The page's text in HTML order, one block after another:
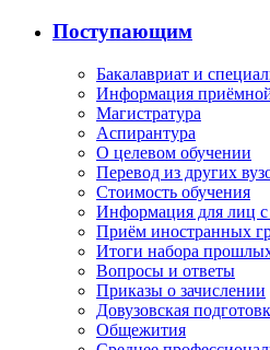
Поступающим
Бакалавриат и
Информация
Магистратура
Аспирантура
О целевом обучении
Перевод из других
Стоимость обучения
Информация для лиц
Приём иностранных
Итоги набора
Вопросы и ответы
Приказы о зачислении
Довузовская
Общежития